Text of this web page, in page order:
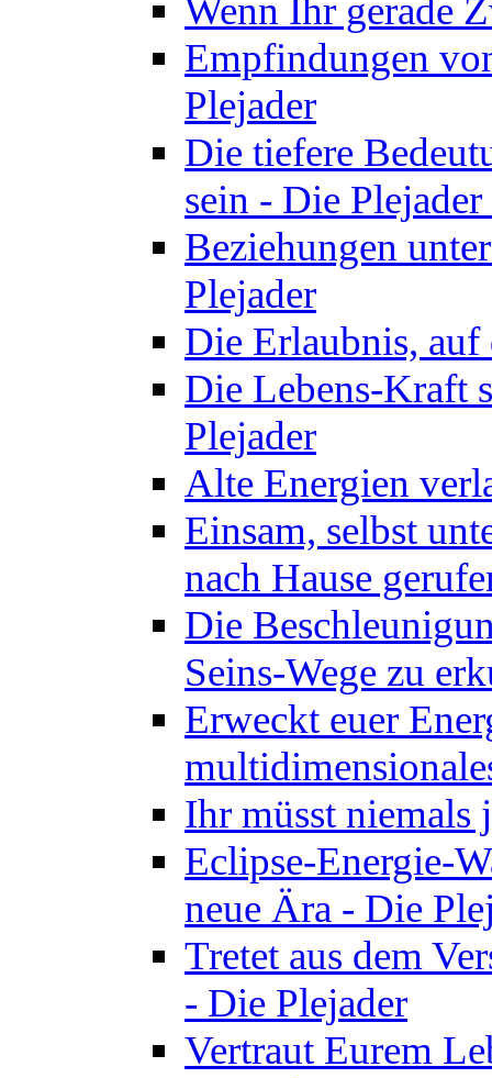
Wenn Ihr gerade
Empfindungen
Plejader
Die tiefere
sein - Die
Beziehungen
Plejader
Die Erlaubnis,
Die Lebens-Kraft
Plejader
Alte Energien
Einsam, selbst
nach Hause
Die
Seins-Wege zu
Erweckt euer
Ihr müsst niemals
Eclipse-Energie-
neue Ära - Die
Tretet aus dem
- Die Plejader
Vertraut Eurem